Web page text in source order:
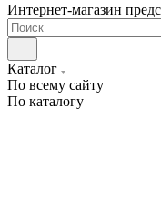
Интернет-магазин
Каталог
По всему сайту
По каталогу